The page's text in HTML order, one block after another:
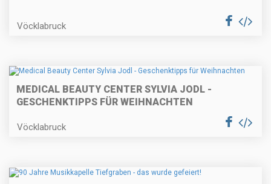
Vöcklabruck
MEDICAL BEAUTY CENTER SYLVIA JODL -
GESCHENKTIPPS FÜR WEIHNACHTEN
Vöcklabruck